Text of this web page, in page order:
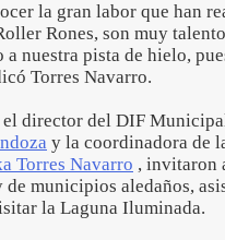
la gran labor que han
Rones, son muy
a nuestra pista de hielo,
Torres Navarro.
el director del DIF
y la coordinadora de
Torres Navarro , invitaron
de municipios aledaños,
la Laguna Iluminada.